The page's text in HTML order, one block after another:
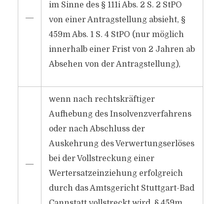
―
im Sinne des § 111i Abs. 2 S. 2 StPO
von einer Antragstellung absieht, §
459m Abs. 1 S. 4 StPO (nur möglich
innerhalb einer Frist von 2 Jahren ab
Absehen von der Antragstellung),
―
wenn nach rechtskräftiger
Aufhebung des Insolvenzverfahrens
oder nach Abschluss der
Auskehrung des Verwertungserlöses
bei der Vollstreckung einer
Wertersatzeinziehung erfolgreich
durch das Amtsgericht Stuttgart-Bad